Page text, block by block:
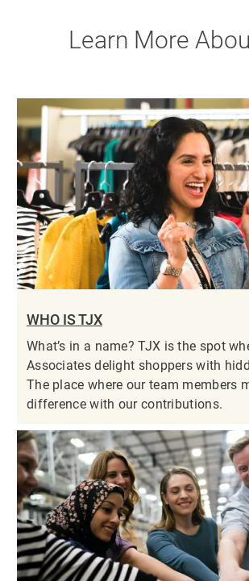
Learn More
WHO IS TJX
What’s in a name? TJX is the spot
Associates delight shoppers with
The place where our team members
difference with our contributions.